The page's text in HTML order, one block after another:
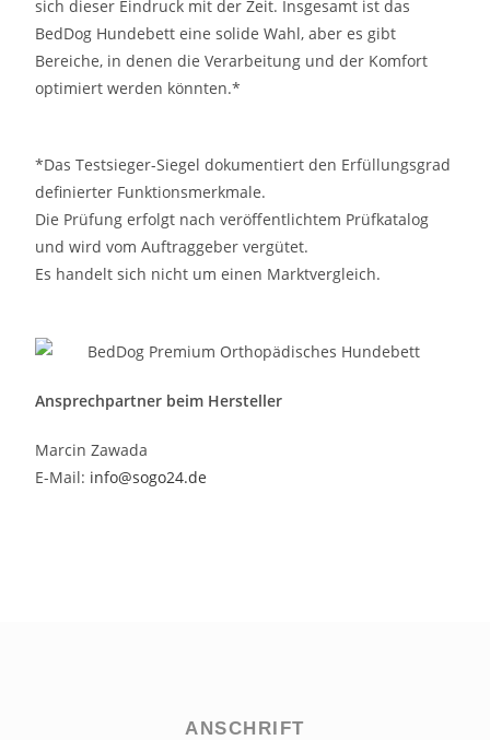
sich dieser Eindruck mit der Zeit. Insgesamt ist das
BedDog Hundebett eine solide Wahl, aber es gibt
Bereiche, in denen die Verarbeitung und der Komfort
optimiert werden könnten.*
*Das Testsieger-Siegel dokumentiert den Erfüllungsgrad
definierter Funktionsmerkmale.
Die Prüfung erfolgt nach veröffentlichtem Prüfkatalog
und wird vom Auftraggeber vergütet.
Es handelt sich nicht um einen Marktvergleich.
Ansprechpartner beim Hersteller
Marcin Zawada
E-Mail: info@sogo24.de
ANSCHRIFT